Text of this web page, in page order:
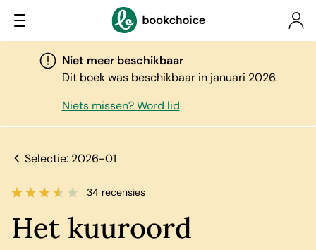
Niet meer beschikbaar
Dit boek was beschikbaar in januari 2026.
Niets missen? Word lid
Selectie: 2026-01
34 recensies
Het kuuroord